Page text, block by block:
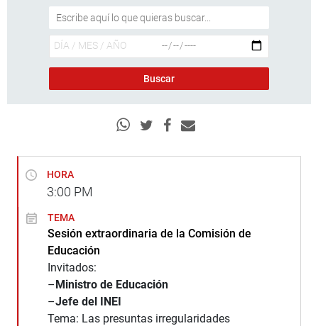
HORA
3:00 PM
TEMA
Sesión extraordinaria de la Comisión de
Educación
Invitados:
–Ministro de Educación
–Jefe del INEI
Tema: Las presuntas irregularidades